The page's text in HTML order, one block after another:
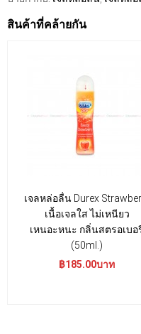
สินค้าที่คล้ายกัน
เจลหล่อลื่น Durex
เนื้อเจลใส ไม่เหนียว
เหนอะหนะ กลิ่นสตรอเบอ
(50ml.)
฿185.00บาท